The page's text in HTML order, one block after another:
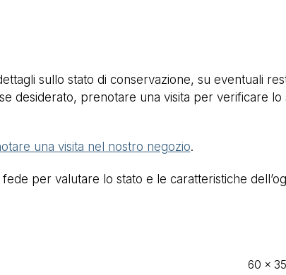
sullo stato di conservazione, su eventuali
desiderato, prenotare una visita per verificare lo
una visita nel nostro negozio.
per valutare lo stato e le caratteristiche
60 ×